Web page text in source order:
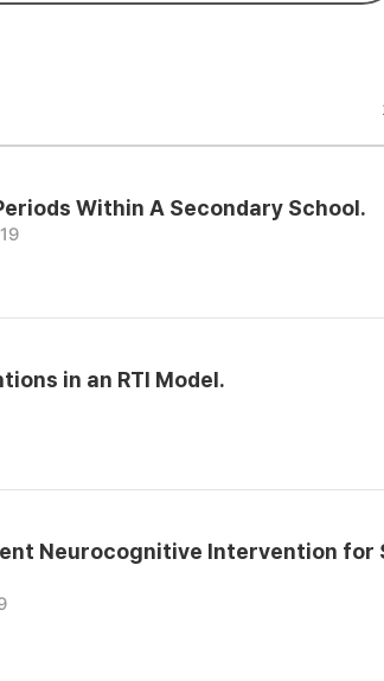
Within A Secondary School.
in an RTI Model.
Neurocognitive Intervention